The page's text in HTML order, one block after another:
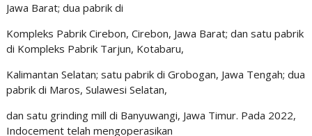
Jawa Barat; dua pabrik di
Kompleks Pabrik Cirebon, Cirebon, Jawa Barat; dan satu pabrik
di Kompleks Pabrik Tarjun, Kotabaru,
Kalimantan Selatan; satu pabrik di Grobogan, Jawa Tengah; dua
pabrik di Maros, Sulawesi Selatan,
dan satu grinding mill di Banyuwangi, Jawa Timur. Pada 2022,
Indocement telah mengoperasikan